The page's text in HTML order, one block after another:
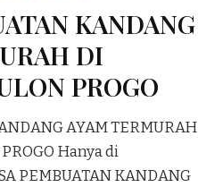
KANDANG
DI
PROGO
AYAM TERMURAH
Hanya di
PEMBUATAN KANDANG